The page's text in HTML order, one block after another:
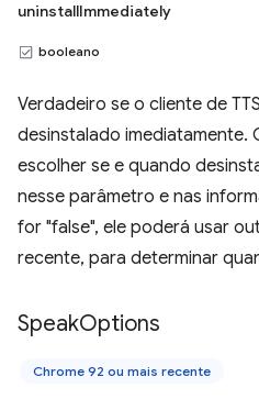
uninstallImmediately
booleano
Verdadeiro se o cliente de
desinstalado imediatamente.
escolher se e quando
nesse parâmetro e nas
for "false", ele poderá usar
recente, para determinar
SpeakOptions
Chrome 92 ou mais recente